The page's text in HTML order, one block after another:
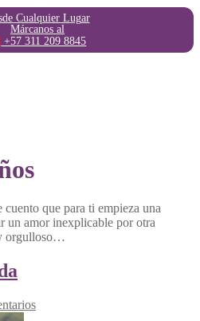
Cualquier Lugar
Márcanos al
+57 311 209 8845
que para ti empieza una
un amor inexplicable por otra
orgulloso…